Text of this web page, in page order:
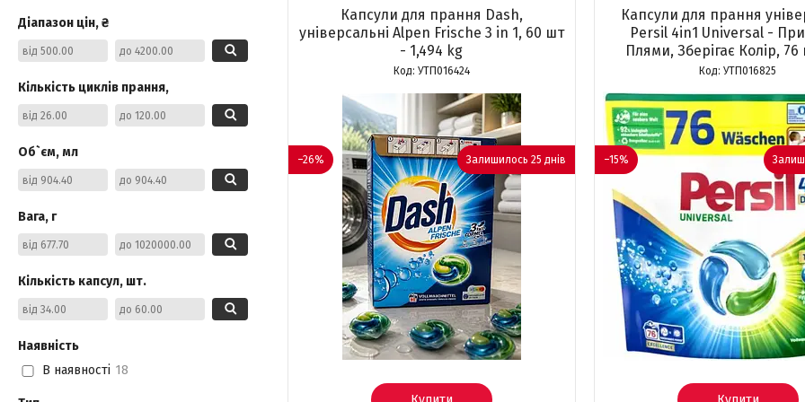
Капсули для прання Dash,
універсальні Alpen Frische 3 in 1, 60 шт
- 1,494 kg
УТП016424
–26% Залишилось 25 днів
Капсули для прання
Persil 4in1 Universal -
Плями, Зберігає Колір, 76
УТП016825
–15%
Діапазон цін, ₴
Кількість циклів прання,
Об`єм, мл
Вага, г
Кількість капсул, шт.
Наявність
В наявності 18